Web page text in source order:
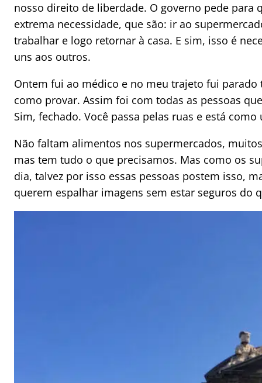
nosso direito de liberdade. O governo pede para
extrema necessidade, que são: ir ao
trabalhar e logo retornar à casa. E sim, isso é
uns aos outros.
Ontem fui ao médico e no meu trajeto fui
como provar. Assim foi com todas as pessoas
Sim, fechado. Você passa pelas ruas e está
Não faltam alimentos nos supermercados,
mas tem tudo o que precisamos. Mas como os
dia, talvez por isso essas pessoas postem isso,
querem espalhar imagens sem estar seguros do